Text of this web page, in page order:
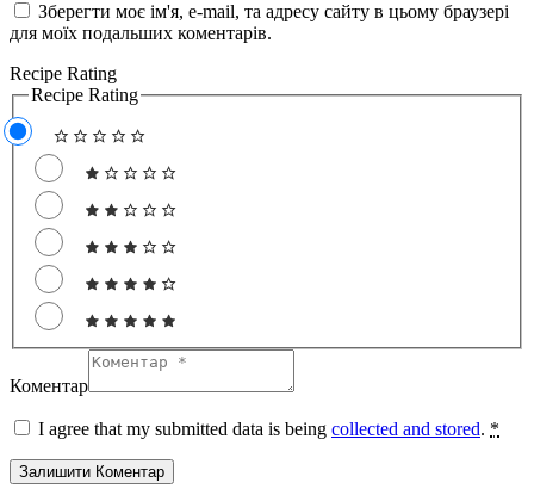
Зберегти моє ім'я, e-mail, та адресу сайту в цьому браузері
для моїх подальших коментарів.
Recipe Rating
Recipe Rating
Коментар
I agree that my submitted data is being collected and stored. *